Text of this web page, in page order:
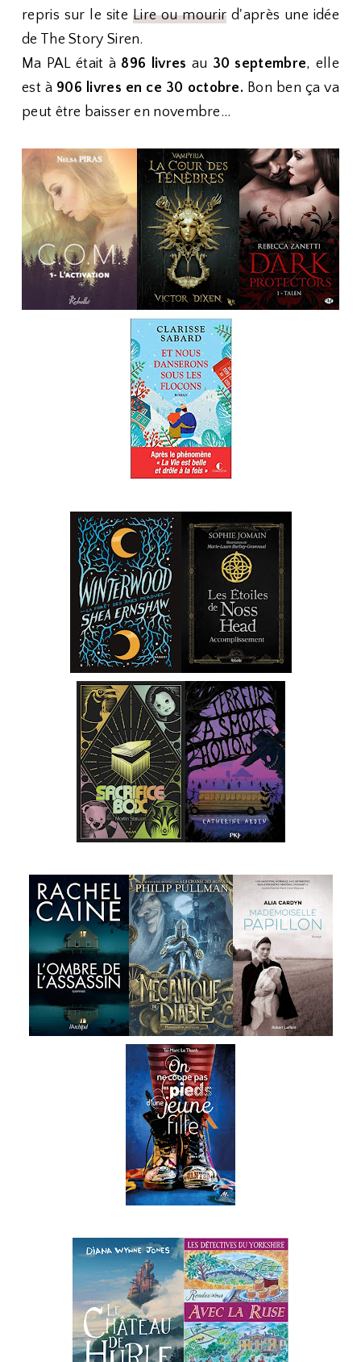
repris sur le site Lire ou mourir d'après une idée
de The Story Siren.
Ma PAL était à 896 livres au 30 septembre, elle
est à 906 livres en ce 30 octobre. Bon ben ça va
peut être baisser en novembre...